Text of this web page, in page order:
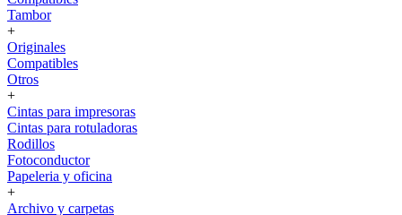
Tambor
+
Originales
Compatibles
Otros
+
Cintas para impresoras
Cintas para rotuladoras
Rodillos
Fotoconductor
Papeleria y oficina
+
Archivo y carpetas